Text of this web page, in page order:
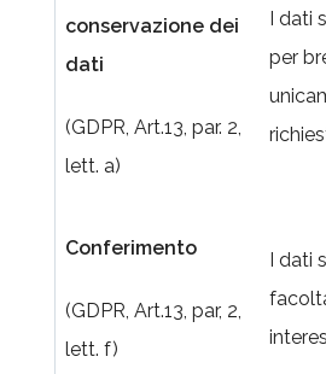
conservazione dei
dati
(GDPR, Art.13, par. 2,
lett. a)
I dati
per
Conferimento
(GDPR, Art.13, par, 2,
lett. f)
I dati